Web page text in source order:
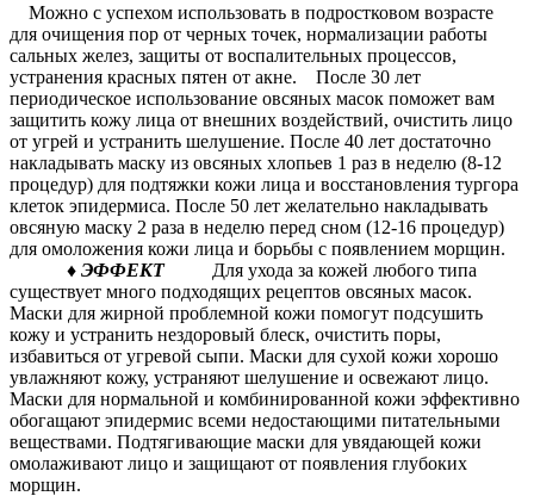
Можно с успехом использовать в подростковом возрасте
для очищения пор от черных точек, нормализации работы
сальных желез, защиты от воспалительных процессов,
устранения красных пятен от акне. После 30 лет
периодическое использование овсяных масок поможет вам
защитить кожу лица от внешних воздействий, очистить лицо
от угрей и устранить шелушение. После 40 лет достаточно
накладывать маску из овсяных хлопьев 1 раз в неделю (8-12
процедур) для подтяжки кожи лица и восстановления тургора
клеток эпидермиса. После 50 лет желательно накладывать
овсяную маску 2 раза в неделю перед сном (12-16 процедур)
для омоложения кожи лица и борьбы с появлением морщин.
♦ ЭФФЕКТДля ухода за кожей любого типа
существует много подходящих рецептов овсяных масок.
Маски для жирной проблемной кожи помогут подсушить
кожу и устранить нездоровый блеск, очистить поры,
избавиться от угревой сыпи. Маски для сухой кожи хорошо
увлажняют кожу, устраняют шелушение и освежают лицо.
Маски для нормальной и комбинированной кожи эффективно
обогащают эпидермис всеми недостающими питательными
веществами. Подтягивающие маски для увядающей кожи
омолаживают лицо и защищают от появления глубоких
морщин.